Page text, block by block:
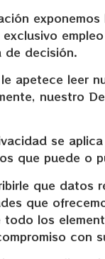
de decisión.
apetece leer
nuestro
se
que puede o
que datos
que
todo los
con